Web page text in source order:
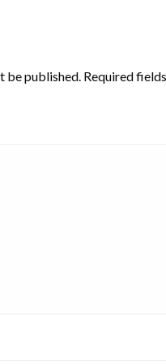
be published. Required